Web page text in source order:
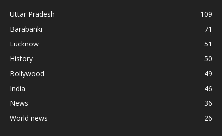
Uttar Pradesh
109
Barabanki
71
Lucknow
51
History
50
Bollywood
49
India
46
News
36
World news
26